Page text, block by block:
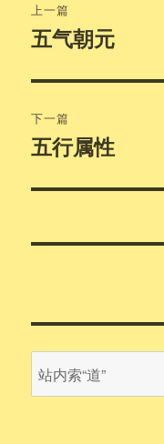
章
航
上一篇
上
文
章：
五气朝元
下一篇
下
文
五行属性
内